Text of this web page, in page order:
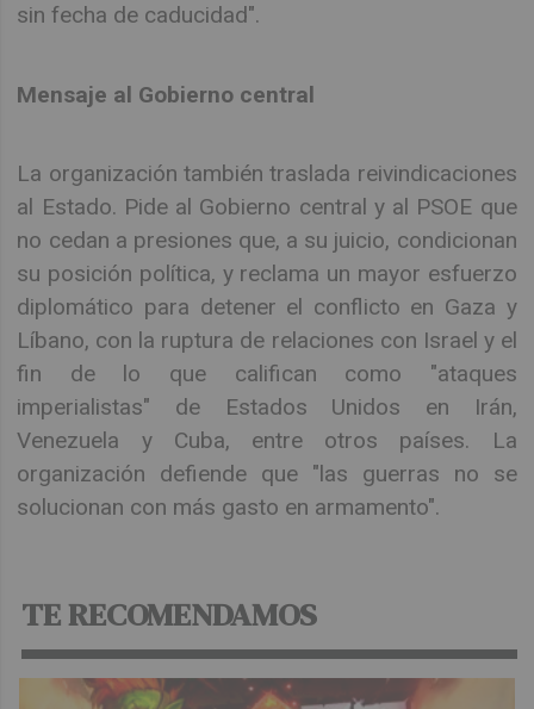
sin fecha de caducidad".
Mensaje al Gobierno central
La organización también traslada reivindicaciones
al Estado. Pide al Gobierno central y al PSOE que
no cedan a presiones que, a su juicio, condicionan
su posición política, y reclama un mayor esfuerzo
diplomático para detener el conflicto en Gaza y
Líbano, con la ruptura de relaciones con Israel y el
fin de lo que califican como "ataques
imperialistas" de Estados Unidos en Irán,
Venezuela y Cuba, entre otros países. La
organización defiende que "las guerras no se
solucionan con más gasto en armamento".
TE RECOMENDAMOS